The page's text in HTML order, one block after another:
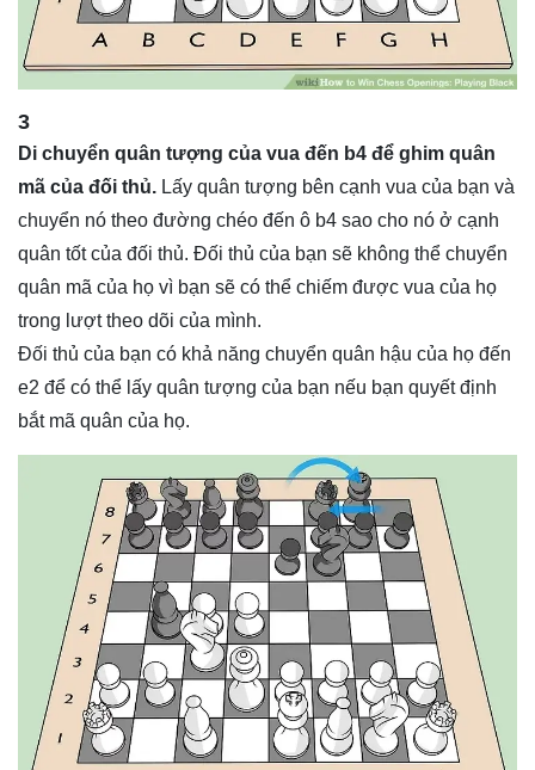
3
Di chuyển quân tượng của vua đến b4 để ghim quân
mã của đối thủ. Lấy quân tượng bên cạnh vua của bạn và
chuyển nó theo đường chéo đến ô b4 sao cho nó ở cạnh
quân tốt của đối thủ. Đối thủ của bạn sẽ không thể chuyển
quân mã của họ vì bạn sẽ có thể chiếm được vua của họ
trong lượt theo dõi của mình.
Đối thủ của bạn có khả năng chuyển quân hậu của họ đến
e2 để có thể lấy quân tượng của bạn nếu bạn quyết định
bắt mã quân của họ.